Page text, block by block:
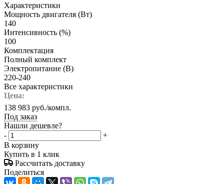
Характеристики
Мощность двигателя (Вт)
140
Интенсивность (%)
100
Комплектация
Полный комплект
Электропитание (В)
220-240
Все характеристики
Цена:
138 983 руб./компл.
Под заказ
Нашли дешевле?
-
+
В корзину
Купить в 1 клик
Рассчитать доставку
Поделиться